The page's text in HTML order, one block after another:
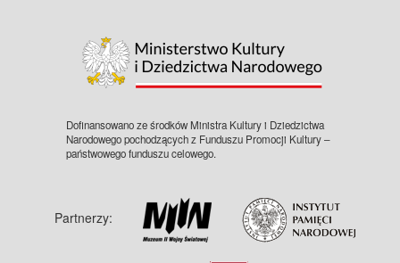
Dofinansowano ze środków Ministra Kultury i Dziedzictwa
Narodowego pochodzących z Funduszu Promocji Kultury –
państwowego funduszu celowego.
Partnerzy: